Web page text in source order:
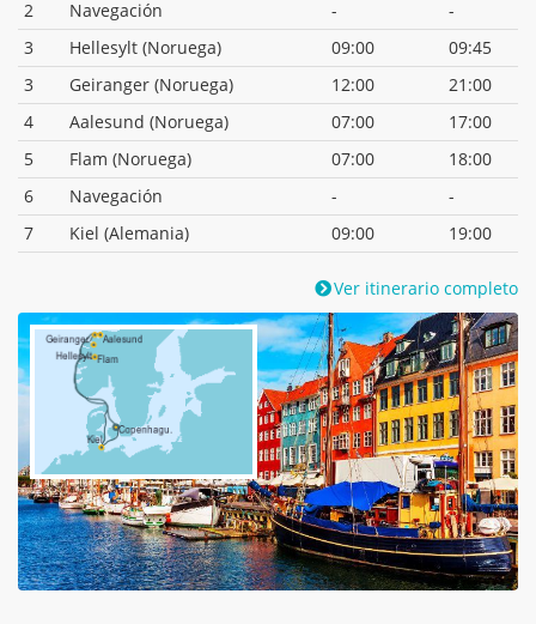
2 Navegación -
-
3
Hellesylt (Noruega) 09:00
09:45
3
Geiranger (Noruega) 12:00
21:00
4
Aalesund (Noruega) 07:00
17:00
5
Flam (Noruega) 07:00
18:00
6
Navegación -
-
7
Kiel (Alemania) 09:00 19:00
Ver itinerario completo